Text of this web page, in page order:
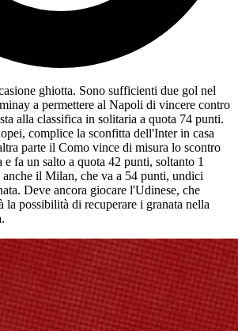
ghiotta. Sono sufficienti due gol nel
a permettere al Napoli di vincere contro
alla classifica in solitaria a quota 74 punti.
complice la sconfitta dell'Inter in casa
parte il Como vince di misura lo scontro
fa un salto a quota 42 punti, soltanto 1
il Milan, che va a 54 punti, undici
Deve ancora giocare l'Udinese, che
la possibilità di recuperare i granata nella